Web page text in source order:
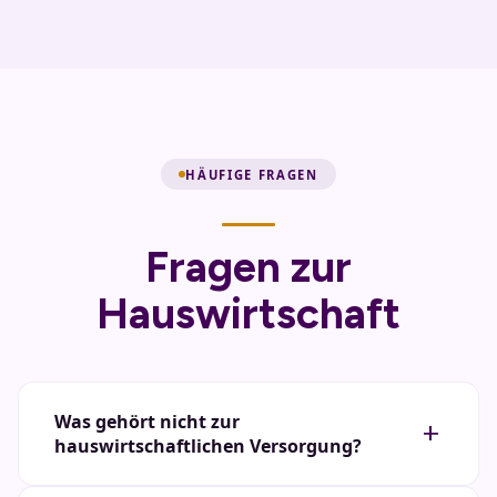
HÄUFIGE FRAGEN
Fragen zur
Hauswirtschaft
Was gehört nicht zur
hauswirtschaftlichen Versorgung?
add